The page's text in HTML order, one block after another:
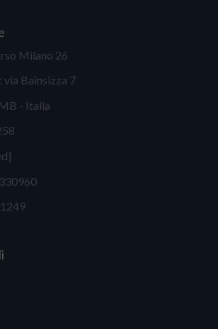
Milano 26
via Bainsizza 7
- Italia